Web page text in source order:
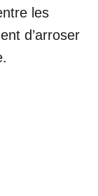
les
d’arroser